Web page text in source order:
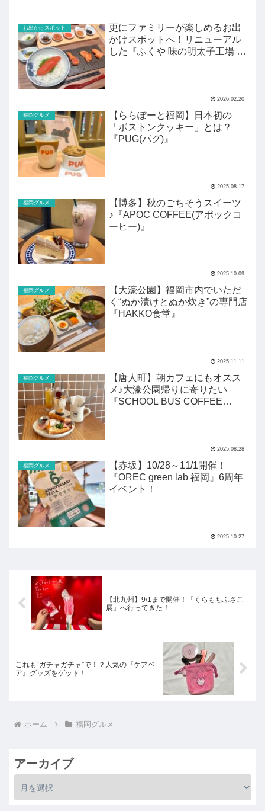
お出かけスポット
更にファミリーが楽しめるお出
かけスポットへ！リニューアル
した『ふくや 味の明太子工場 ハ
2026.02.20
福岡グルメ
【ららぽーと福岡】日本初の
「ボストンクッキー」とは？
『PUG(パグ)』
2025.08.17
福岡グルメ
【博多】秋のごちそうスイーツ
♪『APOC COFFEE(アポックコ
ーヒー)』
2025.10.09
福岡グルメ
【大濠公園】福岡市内でいただ
く“ぬか漬けとぬか炊き”の専門店
『HAKKO食堂』
2025.11.11
福岡グルメ
【唐人町】朝カフェにもオスス
メ♪大濠公園帰りに寄りたい
『SCHOOL BUS COFFEE
2025.08.28
福岡グルメ
【赤坂】10/28～11/1開催！
『OREC green lab 福岡』6周年
イベント！
2025.10.27
【北九州】9/1まで開催！『くらもちふさこ
展』へ行ってきた！
これも“ガチャガチャ”で！？人気の『ケアベ
ア』グッズをゲット！
ホーム 福岡グルメ
アーカイブ